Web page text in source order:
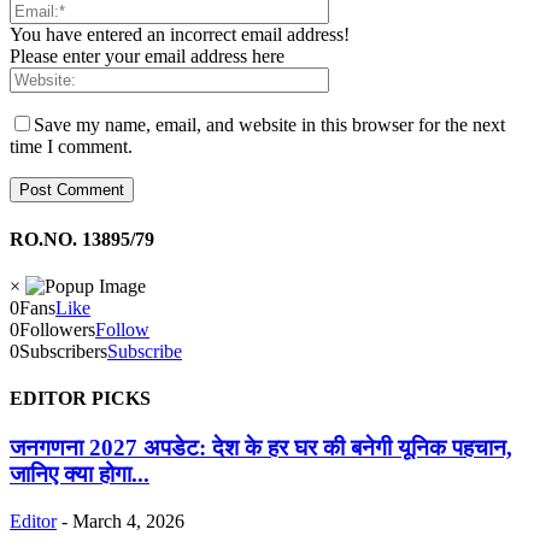
You have entered an incorrect email address!
Please enter your email address here
Save my name, email, and website in this browser for the next
time I comment.
RO.NO. 13895/79
×
0FansLike
0FollowersFollow
0SubscribersSubscribe
EDITOR PICKS
जनगणना 2027 अपडेट: देश के हर घर की बनेगी यूनिक पहचान,
जानिए क्या होगा...
Editor - March 4, 2026